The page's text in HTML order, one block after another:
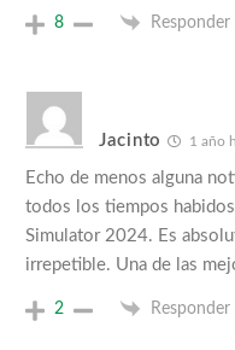
8 Responder
Jacinto 1 año
Echo de menos alguna
todos los tiempos
Simulator 2024. Es
irrepetible. Una de las
2 Responder